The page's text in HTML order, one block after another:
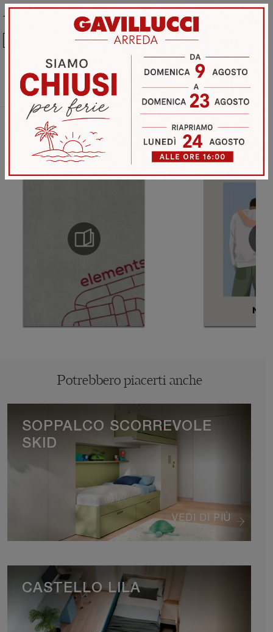
Sfoglia i cataloghi
Ho preso visione dellaPrivacy Policy
Potrebbero piacerti anche
VEDI DI PIÙ
SOPPALCO SCORREVOLE
SKID
CASTELLO LILA